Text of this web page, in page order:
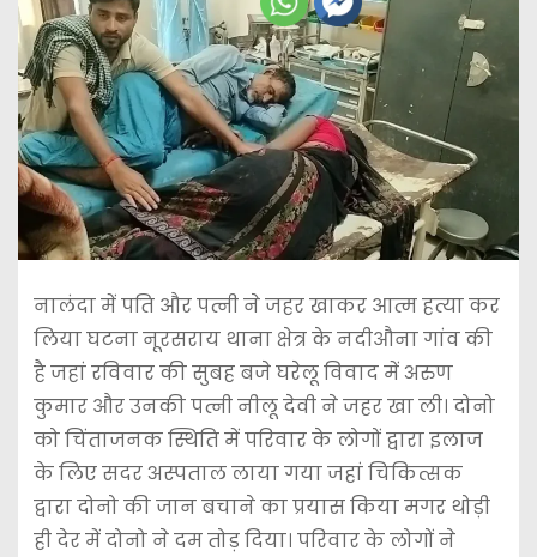
नालंदा में पति और पत्नी ने जहर खाकर आत्म हत्या कर
लिया घटना नूरसराय थाना क्षेत्र के नदीऔना गांव की
है जहां रविवार की सुबह बजे घरेलू विवाद में अरुण
कुमार और उनकी पत्नी नीलू देवी ने जहर खा ली। दोनो
को चिंताजनक स्थिति में परिवार के लोगों द्वारा इलाज
के लिए सदर अस्पताल लाया गया जहां चिकित्सक
द्वारा दोनो की जान बचाने का प्रयास किया मगर थोड़ी
ही देर में दोनो ने दम तोड़ दिया। परिवार के लोगों ने